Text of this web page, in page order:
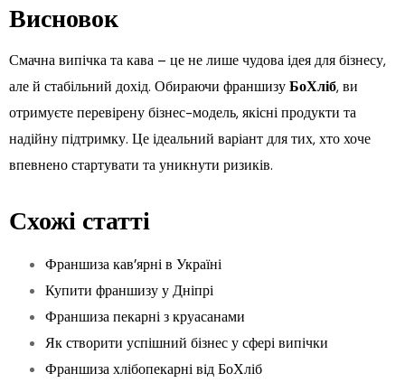
Висновок
Смачна випічка та кава – це не лише чудова ідея для бізнесу,
але й стабільний дохід. Обираючи франшизуБоХліб, ви
отримуєте перевірену бізнес-модель, якісні продукти та
надійну підтримку. Це ідеальний варіант для тих, хто хоче
впевнено стартувати та уникнути ризиків.
Схожі статті
Франшиза кав’ярні в Україні
Купити франшизу у Дніпрі
Франшиза пекарні з круасанами
Як створити успішний бізнес у сфері випічки
Франшиза хлібопекарні від БоХліб